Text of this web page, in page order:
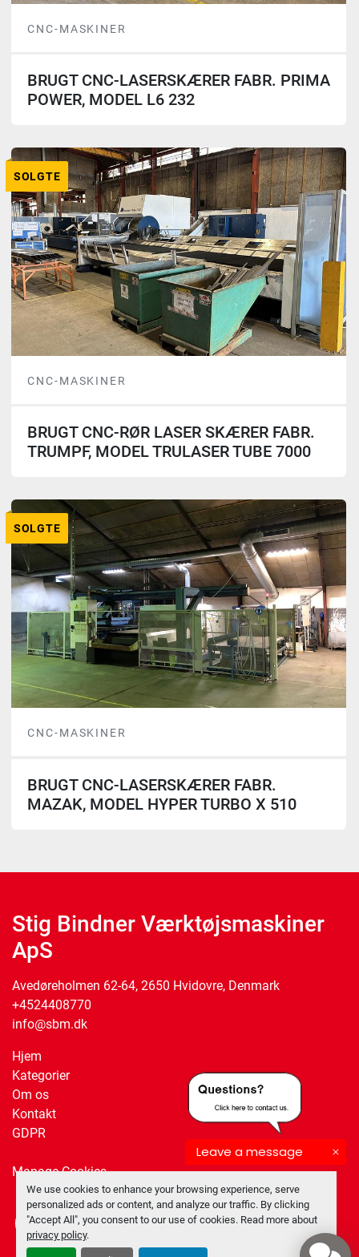
Leave a message
We use cookies to enhance your browsing experience, serve
personalized ads or content, and analyze our traffic. By clicking
"Accept All", you consent to our use of cookies. Read more about
privacy policy.
CNC-MASKINER
BRUGT CNC-LASERSKÆRER FABR. PRIMA
POWER, MODEL L6 232
SOLGTE
CNC-MASKINER
BRUGT CNC-RØR LASER SKÆRER FABR.
TRUMPF, MODEL TRULASER TUBE 7000
SOLGTE
CNC-MASKINER
BRUGT CNC-LASERSKÆRER FABR.
MAZAK, MODEL HYPER TURBO X 510
Stig Bindner Værktøjsmaskiner
ApS
Avedøreholmen 62-64, 2650 Hvidovre, Denmark
+4524408770
info@sbm.dk
Hjem
Kategorier
Om os
Kontakt
GDPR
Manage Cookies
facebooktwitter